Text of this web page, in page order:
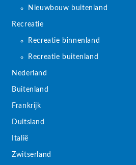
Nieuwbouw buitenland
Recreatie
Recreatie binnenland
Recreatie buitenland
Nederland
Buitenland
Frankrijk
Duitsland
Italië
Zwitserland